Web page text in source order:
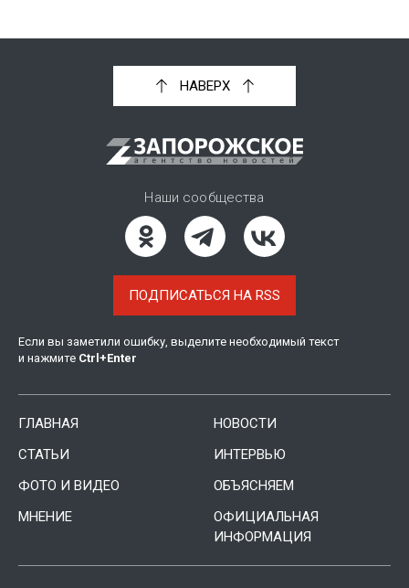
НАВЕРХ
Наши сообщества
ПОДПИСАТЬСЯ НА RSS
Если вы заметили ошибку, выделите необходимый текст
и нажмите Ctrl +Enter
ГЛАВНАЯ
НОВОСТИ
СТАТЬИ
ИНТЕРВЬЮ
ФОТО И ВИДЕО
ОБЪЯСНЯЕМ
МНЕНИЕ
ОФИЦИАЛЬНАЯ
ИНФОРМАЦИЯ